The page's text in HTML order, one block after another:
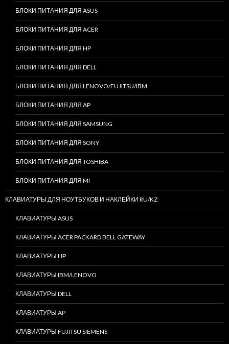
БЛОКИ ПИТАНИЯ ДЛЯ ASUS
БЛОКИ ПИТАНИЯ ДЛЯ ACER
БЛОКИ ПИТАНИЯ ДЛЯ HP
БЛОКИ ПИТАНИЯ ДЛЯ DELL
БЛОКИ ПИТАНИЯ ДЛЯ LENOVO/FUJITSU/IBM
БЛОКИ ПИТАНИЯ ДЛЯ AP
БЛОКИ ПИТАНИЯ ДЛЯ SAMSUNG
БЛОКИ ПИТАНИЯ ДЛЯ SONY
БЛОКИ ПИТАНИЯ ДЛЯ TOSHIBA
БЛОКИ ПИТАНИЯ ДЛЯ MI
КЛАВИАТУРЫ ДЛЯ НОУТБУКОВ И НАКЛЕЙКИ RU/KZ
КЛАВИАТУРЫ ASUS
КЛАВИАТУРЫ ACER PACKARD BELL GATEWAY
КЛАВИАТУРЫ HP
КЛАВИАТУРЫ IBM/LENOVO
КЛАВИАТУРЫ DELL
КЛАВИАТУРЫ AP
КЛАВИАТУРЫ FUJITSU SIEMENS